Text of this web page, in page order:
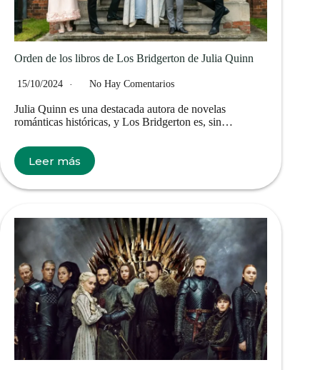
Orden de los libros de Los Bridgerton de Julia Quinn
15/10/2024 No Hay Comentarios
Julia Quinn es una destacada autora de novelas
románticas históricas, y Los Bridgerton es, sin…
Leer más